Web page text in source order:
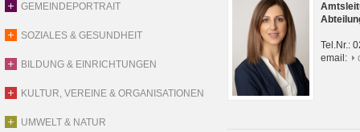
GEMEINDEPORTRAIT
SOZIALES & GESUNDHEIT
BILDUNG & EINRICHTUNGEN
KULTUR, VEREINE & ORGANISATIONEN
UMWELT & NATUR
Tel.Nr.:
email: